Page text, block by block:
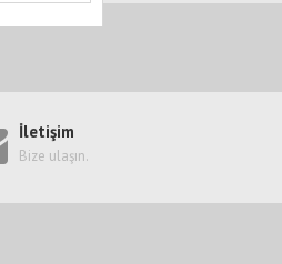
İletişim
Bize ulaşın.